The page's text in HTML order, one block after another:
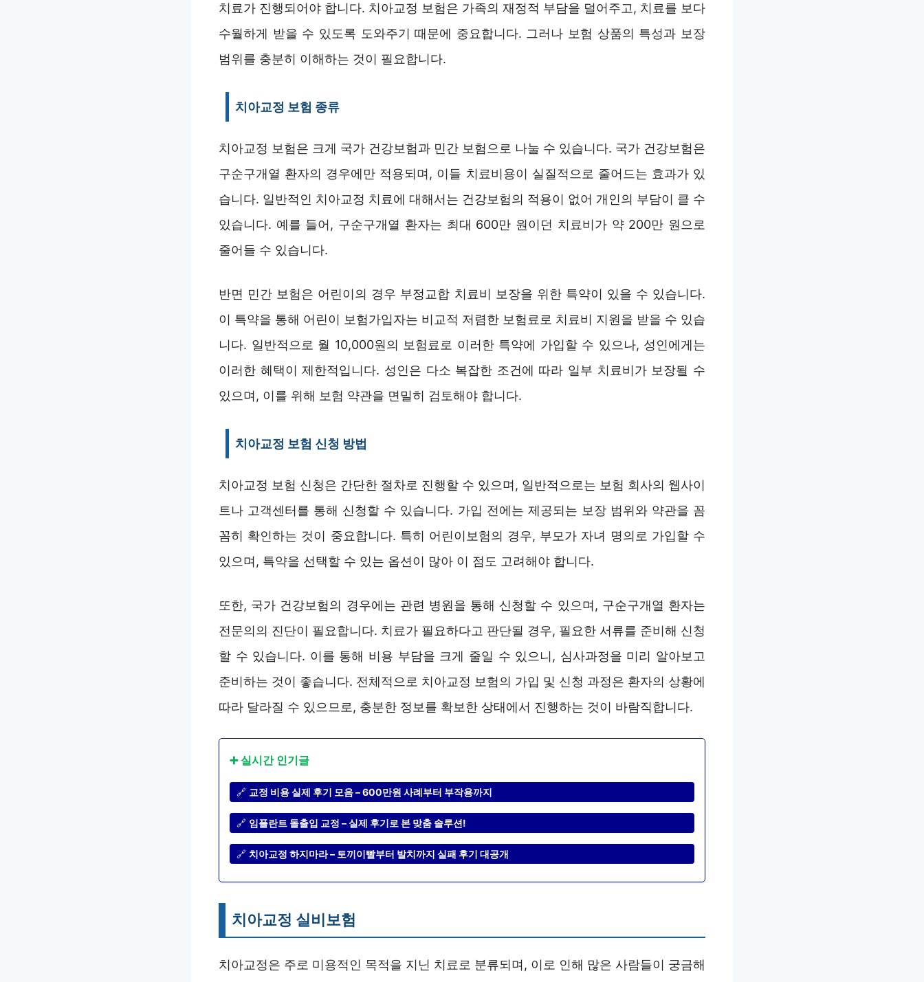
치료가 진행되어야 합니다. 치아교정 보험은 가족의 재정적 부담을 덜어주고, 치료를 보다
수월하게 받을 수 있도록 도와주기 때문에 중요합니다. 그러나 보험 상품의 특성과 보장
범위를 충분히 이해하는 것이 필요합니다.
치아교정 보험 종류
치아교정 보험은 크게 국가 건강보험과 민간 보험으로 나눌 수 있습니다. 국가 건강보험은
구순구개열 환자의 경우에만 적용되며, 이들 치료비용이 실질적으로 줄어드는 효과가 있
습니다. 일반적인 치아교정 치료에 대해서는 건강보험의 적용이 없어 개인의 부담이 클 수
있습니다. 예를 들어, 구순구개열 환자는 최대 600만 원이던 치료비가 약 200만 원으로
줄어들 수 있습니다.
반면 민간 보험은 어린이의 경우 부정교합 치료비 보장을 위한 특약이 있을 수 있습니다.
이 특약을 통해 어린이 보험가입자는 비교적 저렴한 보험료로 치료비 지원을 받을 수 있습
니다. 일반적으로 월 10,000원의 보험료로 이러한 특약에 가입할 수 있으나, 성인에게는
이러한 혜택이 제한적입니다. 성인은 다소 복잡한 조건에 따라 일부 치료비가 보장될 수
있으며, 이를 위해 보험 약관을 면밀히 검토해야 합니다.
치아교정 보험 신청 방법
치아교정 보험 신청은 간단한 절차로 진행할 수 있으며, 일반적으로는 보험 회사의 웹사이
트나 고객센터를 통해 신청할 수 있습니다. 가입 전에는 제공되는 보장 범위와 약관을 꼼
꼼히 확인하는 것이 중요합니다. 특히 어린이보험의 경우, 부모가 자녀 명의로 가입할 수
있으며, 특약을 선택할 수 있는 옵션이 많아 이 점도 고려해야 합니다.
또한, 국가 건강보험의 경우에는 관련 병원을 통해 신청할 수 있으며, 구순구개열 환자는
전문의의 진단이 필요합니다. 치료가 필요하다고 판단될 경우, 필요한 서류를 준비해 신청
할 수 있습니다. 이를 통해 비용 부담을 크게 줄일 수 있으니, 심사과정을 미리 알아보고
준비하는 것이 좋습니다. 전체적으로 치아교정 보험의 가입 및 신청 과정은 환자의 상황에
따라 달라질 수 있으므로, 충분한 정보를 확보한 상태에서 진행하는 것이 바람직합니다.
➕ 실시간 인기글
🔗 교정 비용 실제 후기 모음 – 600만원 사례부터 부작용까지
🔗 임플란트 돌출입 교정 – 실제 후기로 본 맞춤 솔루션!
🔗 치아교정 하지마라 – 토끼이빨부터 발치까지 실패 후기 대공개
치아교정 실비보험
치아교정은 주로 미용적인 목적을 지닌 치료로 분류되며, 이로 인해 많은 사람들이 궁금해